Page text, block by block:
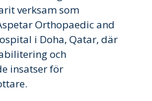
verksam som
Orthopaedic and
i Doha, Qatar, där
och
insatser för